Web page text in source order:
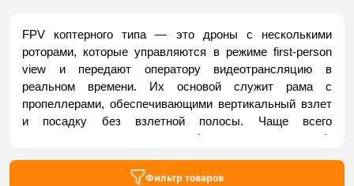
FPV коптерного типа — это дроны с несколькими
роторами, которые управляются в режиме first-person
view и передают оператору видеотрансляцию в
реальном времени. Их основой служит рама с
пропеллерами, обеспечивающими вертикальный взлет
и посадку без взлетной полосы. Чаще всего
используются квадрокоптеры (с четырьмя роторами),
которые имеют шесть или восемь двигателей
Фильтр товаров